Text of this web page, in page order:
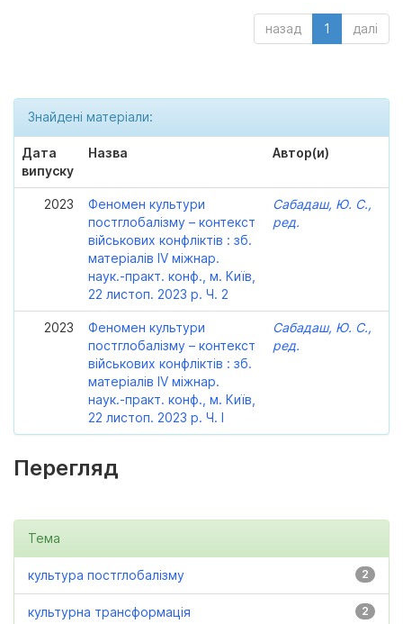
назад 1 далі
Знайдені матеріали:
Дата
випуску
Назва Автор(и)
2023
Феномен культури
постглобалізму – контекст
військових конфліктів : зб.
матеріалів IV міжнар.
наук.-практ. конф., м. Київ,
22 листоп. 2023 р. Ч. 2
Сабадаш, Ю. С.,
ред.
2023
Феномен культури
постглобалізму – контекст
військових конфліктів : зб.
матеріалів IV міжнар.
наук.-практ. конф., м. Київ,
22 листоп. 2023 р. Ч. I
Сабадаш, Ю. С.,
ред.
Перегляд
Тема
2
культура постглобалізму
2
культурна трансформація